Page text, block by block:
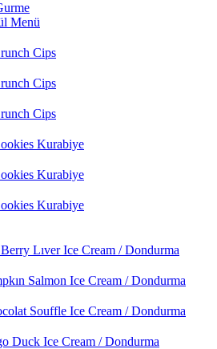
Menü
Cips
Cips
Cips
Kurabiye
Kurabiye
Kurabiye
Lıver Ice Cream / Dondurma
Salmon Ice Cream / Dondurma
Souffle Ice Cream / Dondurma
Duck Ice Cream / Dondurma